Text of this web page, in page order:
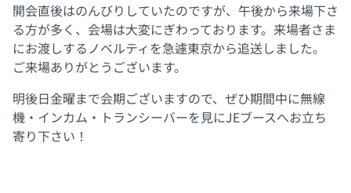
開会直後はのんびりしていたのですが、午後から来場下さ
る方が多く、会場は大変にぎわっております。来場者さま
にお渡しするノベルティを急遽東京から追送しました。
ご来場ありがとうございます。
明後日金曜まで会期ございますので、ぜひ期間中に無線
機・インカム・トランシーバーを見にJEブースへお立ち
寄り下さい！